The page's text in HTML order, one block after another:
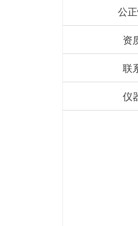
公
资
联
仪